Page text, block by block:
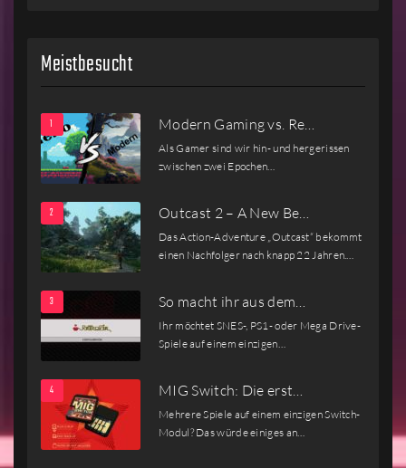
Meistbesucht
Modern Gaming vs. Re…
Als Gamer sind wir hin- und hergerissen
zwischen zwei Epochen…
Outcast 2 – A New Be…
Das Action-Adventure „Outcast“ bekommt
einen Nachfolger nach knapp 22 Jahren.…
So macht ihr aus dem…
Ihr möchtet SNES-, PS1- oder Mega Drive-
Spiele auf einem einzigen…
MIG Switch: Die erst…
Mehrere Spiele auf einem einzigen Switch-
Modul? Das würde einiges an…